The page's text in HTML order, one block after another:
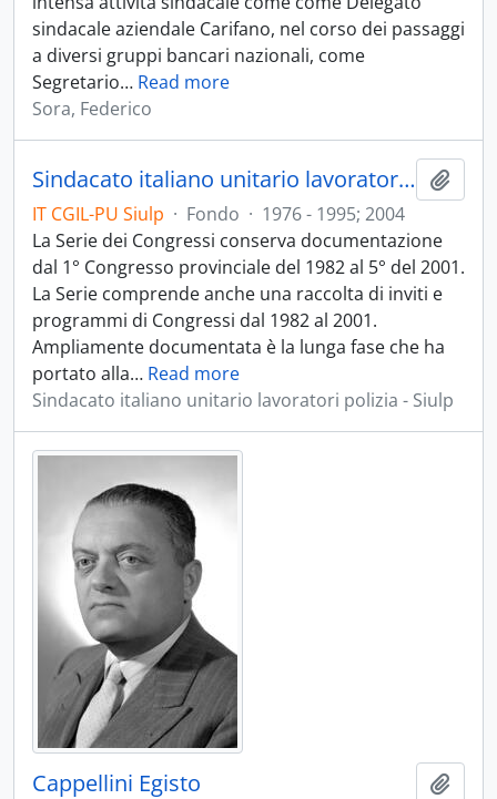
sindacale aziendale Carifano, nel corso dei passaggi
a diversi gruppi bancari nazionali, come
Segretario… Read more
Sora, Federico
Sindacato italiano unitario lavoratori polizia
IT CGIL-PU Siulp · Fondo · 1976 - 1995; 2004
La Serie dei Congressi conserva documentazione
dal 1° Congresso provinciale del 1982 al 5° del 2001.
La Serie comprende anche una raccolta di inviti e
programmi di Congressi dal 1982 al 2001.
Ampliamente documentata è la lunga fase che ha
portato alla… Read more
Sindacato italiano unitario lavoratori polizia - Siulp
Cappellini Egisto